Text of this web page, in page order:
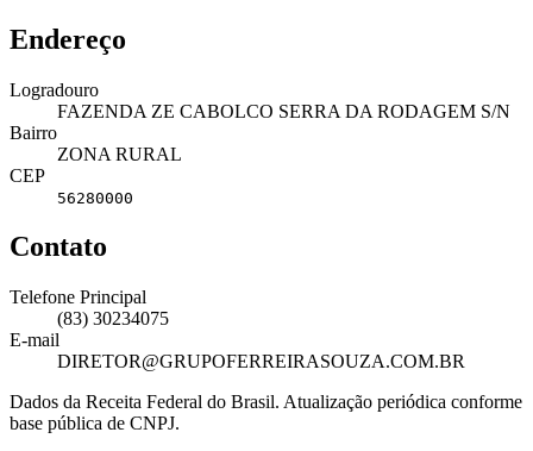
Endereço
Logradouro
FAZENDA ZE CABOLCO SERRA DA RODAGEM S/N
Bairro
ZONA RURAL
CEP
56280000
Contato
Telefone Principal
(83) 30234075
E-mail
DIRETOR@GRUPOFERREIRASOUZA.COM.BR
Dados da Receita Federal do Brasil. Atualização periódica conforme
base pública de CNPJ.